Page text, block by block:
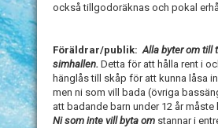
också tillgodoräknas och pokal
Föräldrar/publik: Alla byter om till
simhallen. Detta för att hålla rent i
hänglås till skåp för att kunna låsa
men ni som vill bada (övriga
att badande barn under 12 år
Ni som inte vill byta om stannar i